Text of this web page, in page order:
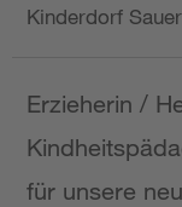
Kinderdorf
Erzieherin /
für unsere